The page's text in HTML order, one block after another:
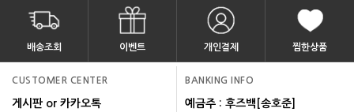
배송조회 이벤트 개인결제 찜한상품
CUSTOMER CENTER
게시판 or 카카오톡
BANKING INFO
예금주 : 후즈백[송호준]